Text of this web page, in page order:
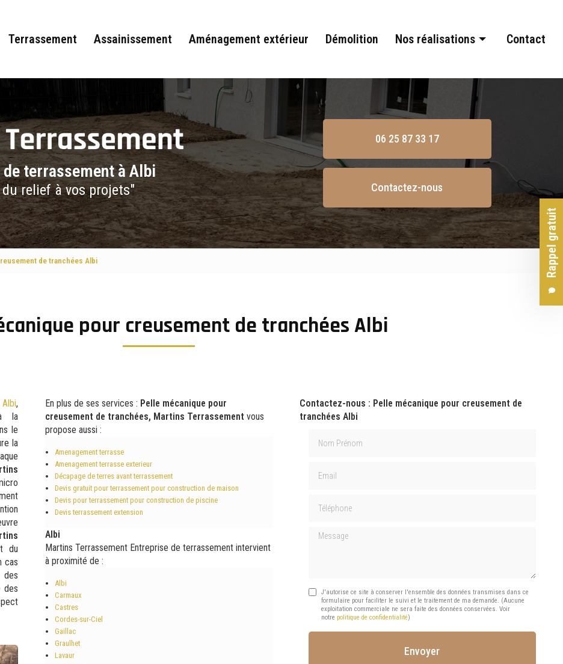
Rappel gratuit
Terrassement Assainissement Aménagement extérieur Démolition Nos réalisations
Terrassement
Assainissement
Contact
terrassement à Albi
du relief à vos projets"
06 25 87 33 17
Contactez-nous
de tranchées Albi
pour creusement de tranchées Albi
,
la
le
la
du
cas
des
En plus de ses services : Pelle mécanique pour
creusement de tranchées, Martins Terrassementvous
propose aussi :
Amenagement terrasse
Amenagement terrasse exterieur
Décapage de terres avant terrassement
Devis gratuit pour terrassement pour construction de maison
Devis pour terrassement pour construction de piscine
Devis terrassement extension
Albi
Martins Terrassement Entreprise de terrassement intervient
à proximité de :
Albi
Carmaux
Castres
Cordes-sur-Ciel
Gaillac
Graulhet
Lavaur
Contactez-nous : Pelle mécanique pour creusement de
tranchées Albi
Message
J'autorise ce site à conserver l'ensemble des données transmises dans ce
formulaire pour faciliter le suivi et le traitement de ma demande. (Aucune
exploitation commerciale ne sera faite des données conservées. Voir
notre politique de confidentialité)